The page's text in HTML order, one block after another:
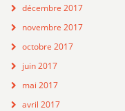
décembre 2017
novembre 2017
octobre 2017
juin 2017
mai 2017
avril 2017